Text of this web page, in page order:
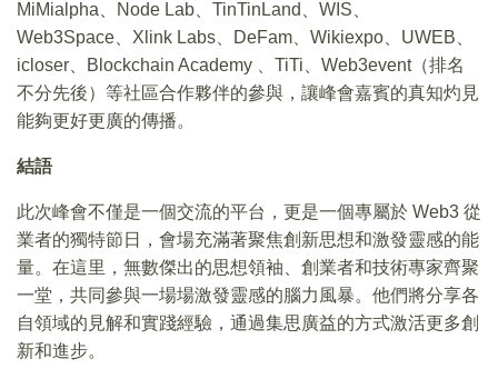
MiMialpha、Node Lab、TinTinLand、WIS、
Web3Space、Xlink Labs、DeFam、Wikiexpo、UWEB、
icloser、Blockchain Academy 、TiTi、Web3event（排名
不分先後）等社區合作夥伴的參與，讓峰會嘉賓的真知灼見
能夠更好更廣的傳播。
結語
此次峰會不僅是一個交流的平台，更是一個專屬於 Web3 從
業者的獨特節日，會場充滿著聚焦創新思想和激發靈感的能
量。在這里，無數傑出的思想領袖、創業者和技術專家齊聚
一堂，共同參與一場場激發靈感的腦力風暴。他們將分享各
自領域的見解和實踐經驗，通過集思廣益的方式激活更多創
新和進步。